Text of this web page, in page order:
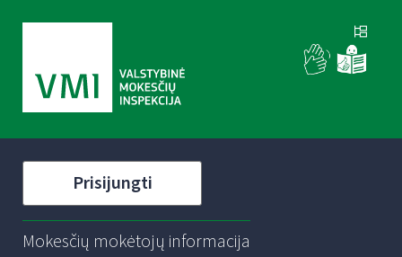
Prisijungti
Mokesčių mokėtojų informacija